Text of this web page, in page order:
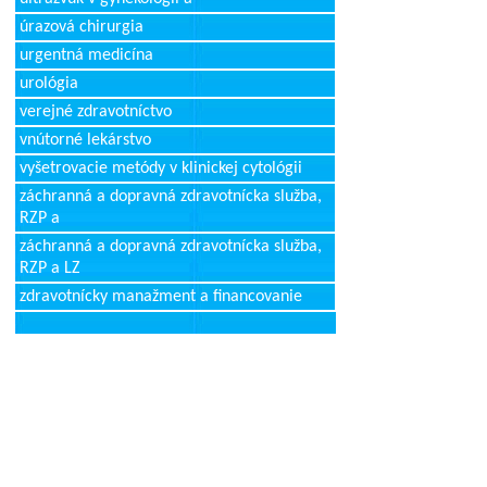
úrazová chirurgia
urgentná medicína
urológia
verejné zdravotníctvo
vnútorné lekárstvo
vyšetrovacie metódy v klinickej cytológii
záchranná a dopravná zdravotnícka služba,
RZP a
záchranná a dopravná zdravotnícka služba,
RZP a LZ
zdravotnícky manažment a financovanie